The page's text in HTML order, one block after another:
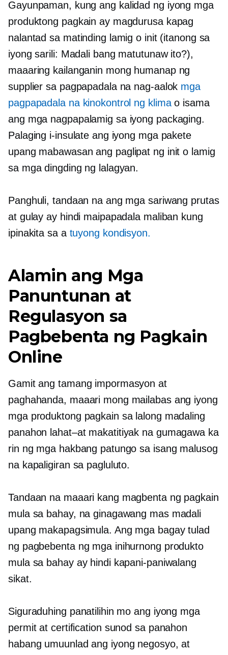
Gayunpaman, kung ang kalidad ng iyong mga
produktong pagkain ay magdurusa kapag
nalantad sa matinding lamig o init (itanong sa
iyong sarili: Madali bang matutunaw ito?),
maaaring kailanganin mong humanap ng
supplier sa pagpapadala na nag-aalok mga
pagpapadala na kinokontrol ng klimao isama
ang mga nagpapalamig sa iyong packaging.
Palaging i-insulate ang iyong mga pakete
upang mabawasan ang paglipat ng init o lamig
sa mga dingding ng lalagyan.
Panghuli, tandaan na ang mga sariwang prutas
at gulay ay hindi maipapadala maliban kung
ipinakita sa a tuyong kondisyon.
Alamin ang Mga
Panuntunan at
Regulasyon sa
Pagbebenta ng Pagkain
Online
Gamit ang tamang impormasyon at
paghahanda, maaari mong mailabas ang iyong
mga produktong pagkain sa lalong madaling
panahon lahat–atmakatitiyak na gumagawa ka
rin ng mga hakbang patungo sa isang malusog
na kapaligiran sa pagluluto.
Tandaan na maaari kang magbenta ng pagkain
mula sa bahay, na ginagawang mas madali
upang makapagsimula. Ang mga bagay tulad
ng pagbebenta ng mga inihurnong produkto
mula sa bahay ay hindi kapani-paniwalang
sikat.
Siguraduhing panatilihin mo ang iyong mga
permit at certification sunod sa panahon
habang umuunlad ang iyong negosyo, at